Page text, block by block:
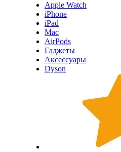
Apple Watch
iPhone
iPad
Mac
AirPods
Гаджеты
Аксессуары
Dyson